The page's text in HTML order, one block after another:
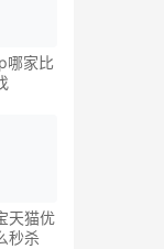
哪家比
天猫优
秒杀